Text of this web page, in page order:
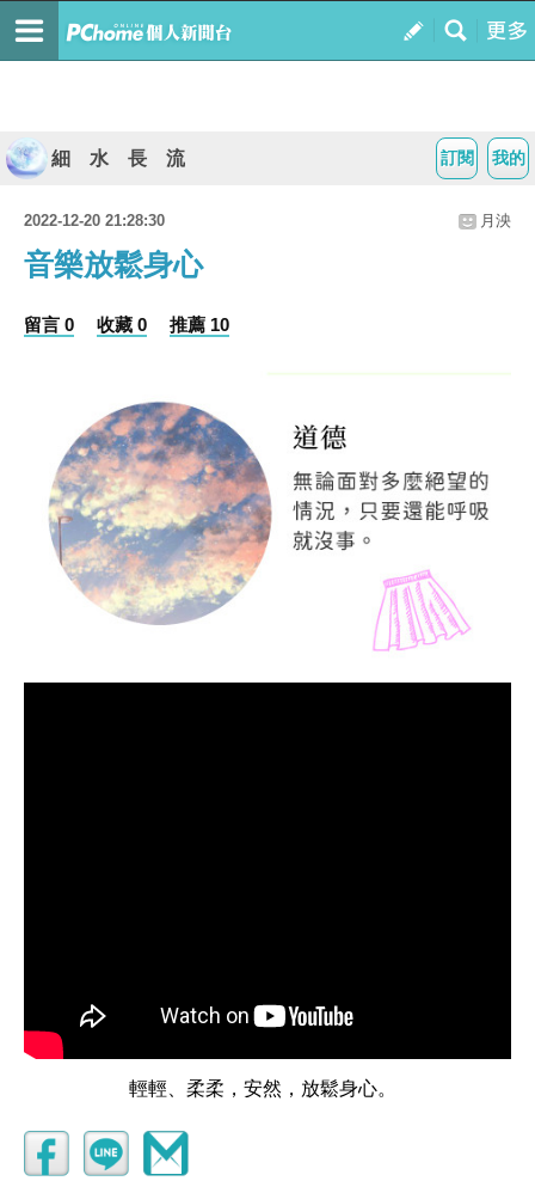
我的
訂閱
細 水 長 流
2022-12-20 21:28:30 月泱
音樂放鬆身心
留言 0 收藏 0 推薦 10
輕輕、柔柔，安然，放鬆身心。